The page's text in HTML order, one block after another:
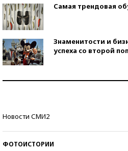
Самая трендовая
Знаменитости и
успеха со второй
Новости СМИ2
ФОТОИСТОРИИ